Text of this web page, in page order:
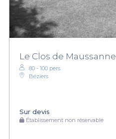
Le Clos de Maussanne
80 - 100 pers.
Béziers
Sur devis
Établissement non réservable